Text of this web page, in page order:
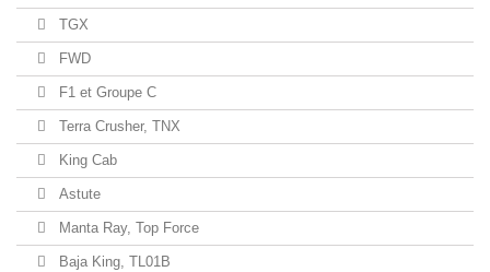
TGX
FWD
F1 et Groupe C
Terra Crusher, TNX
King Cab
Astute
Manta Ray, Top Force
Baja King, TL01B